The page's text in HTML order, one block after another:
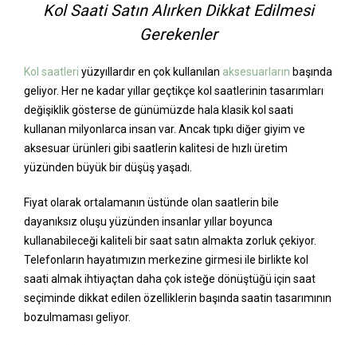
Kol Saati Satın Alırken Dikkat Edilmesi
Gerekenler
Kol saatleri yüzyıllardır en çok kullanılan aksesuarların başında
geliyor. Her ne kadar yıllar geçtikçe kol saatlerinin tasarımları
değişiklik gösterse de günümüzde hala klasik kol saati
kullanan milyonlarca insan var. Ancak tıpkı diğer giyim ve
aksesuar ürünleri gibi saatlerin kalitesi de hızlı üretim
yüzünden büyük bir düşüş yaşadı.
Fiyat olarak ortalamanın üstünde olan saatlerin bile
dayanıksız oluşu yüzünden insanlar yıllar boyunca
kullanabileceği kaliteli bir saat satın almakta zorluk çekiyor.
Telefonların hayatımızın merkezine girmesi ile birlikte kol
saati almak ihtiyaçtan daha çok isteğe dönüştüğü için saat
seçiminde dikkat edilen özelliklerin başında saatin tasarımının
bozulmaması geliyor.